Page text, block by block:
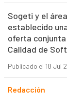
Sogeti y el
establecido
oferta
Calidad de
Publicado el 18 Jul
Redacción